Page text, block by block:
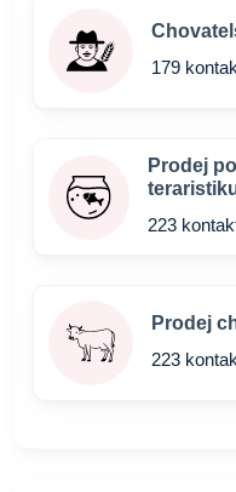
179
Prodej
223
Prodej
223